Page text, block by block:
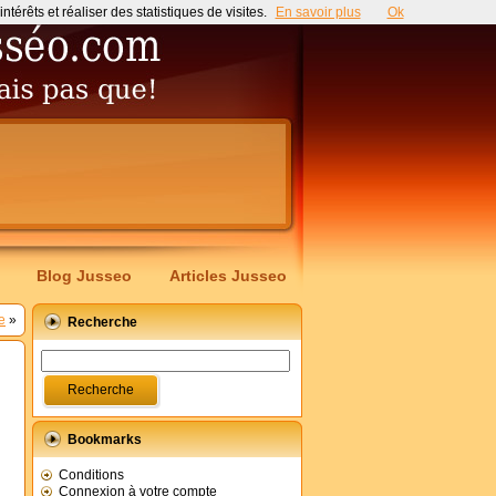
Blog Jusseo Articles Jusseo
» Recherche
Bookmarks
Conditions
Connexion à votre compte
et réaliser des statistiques de visites. En savoir plus Ok